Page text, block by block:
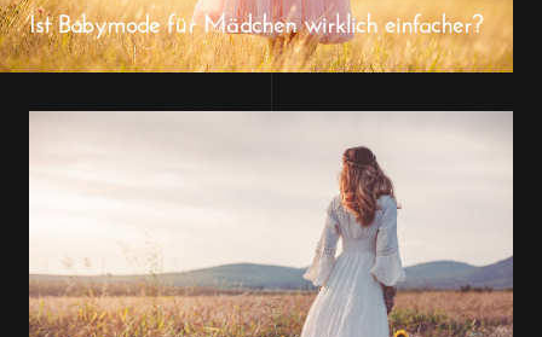
Ist Babymode für Mädchen wirklich einfacher?